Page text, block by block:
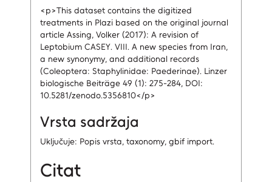
<p>This dataset contains the digitized
treatments in Plazi based on the original journal
article Assing, Volker (2017): A revision of
Leptobium CASEY. VIII. A new species from Iran,
a new synonymy, and additional records
(Coleoptera: Staphylinidae: Paederinae). Linzer
biologische Beiträge 49 (1): 275-284, DOI:
10.5281/zenodo.5356810</p>
Vrsta sadržaja
Uključuje: Popis vrsta, taxonomy, gbif import.
Citat